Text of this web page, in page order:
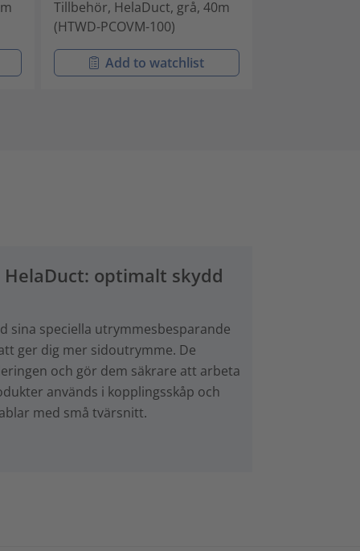
Tillbehör, HelaDuct, grå, 40m
(HTWD-PCOVM-100)
Add to watchlist
optimalt skydd
sina speciella utrymmesbesparande
ger dig mer sidoutrymme. De
och gör dem säkrare att arbeta
används i kopplingsskåp och
med små tvärsnitt.